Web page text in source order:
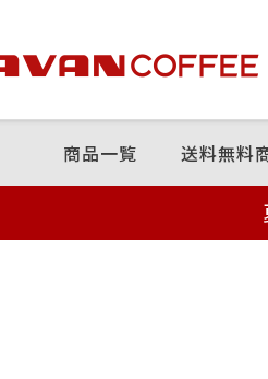
商品⼀覧 送料無料